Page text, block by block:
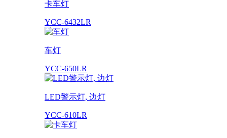
卡车灯
YCC-6432LR
车灯
YCC-650LR
LED警示灯, 边灯
YCC-610LR